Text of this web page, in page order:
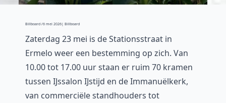
Billboard /6 mei 2026| Billboard
Zaterdag 23 mei is de Stationsstraat in
Ermelo weer een bestemming op zich. Van
10.00 tot 17.00 uur staan er ruim 70 kramen
tussen IJssalon IJstijd en de Immanuëlkerk,
van commerciële standhouders tot